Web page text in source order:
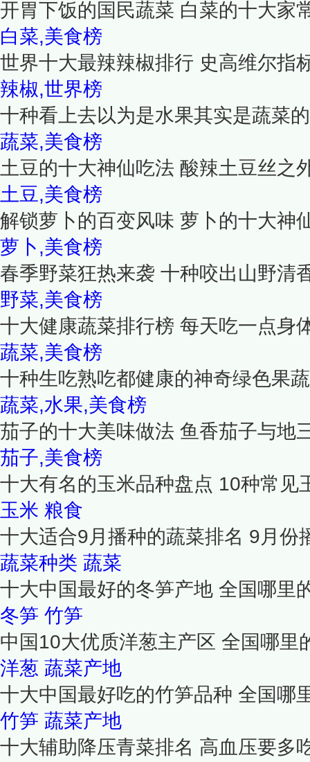
开胃下饭的国民蔬菜 白菜的十大家
白菜,美食榜
世界十大最辣辣椒排行 史高维尔指
辣椒,世界榜
十种看上去以为是水果其实是蔬菜
蔬菜,美食榜
土豆的十大神仙吃法 酸辣土豆丝之
土豆,美食榜
解锁萝卜的百变风味 萝卜的十大神
萝卜,美食榜
春季野菜狂热来袭 十种咬出山野清
野菜,美食榜
十大健康蔬菜排行榜 每天吃一点身
蔬菜,美食榜
十种生吃熟吃都健康的神奇绿色果
蔬菜,水果,美食榜
茄子的十大美味做法 鱼香茄子与地
茄子,美食榜
十大有名的玉米品种盘点 10种常见
玉米 粮食
十大适合9月播种的蔬菜排名 9月份
蔬菜种类 蔬菜
十大中国最好的冬笋产地 全国哪里
冬笋 竹笋
中国10大优质洋葱主产区 全国哪里
洋葱 蔬菜产地
十大中国最好吃的竹笋品种 全国哪
竹笋 蔬菜产地
十大辅助降压青菜排名 高血压要多